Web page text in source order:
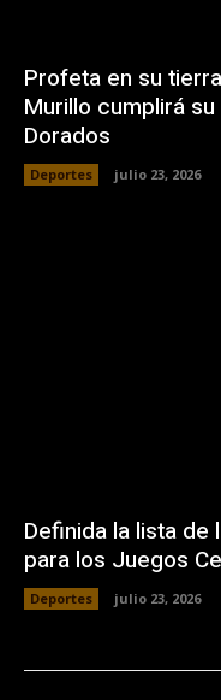
Profeta en su
Murillo cumplirá
Dorados
Deportes julio 23, 2026
Definida la lista de
para los Juegos
Deportes julio 23, 2026